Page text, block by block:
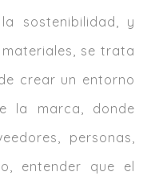
sostenibilidad, y
se trata
crear un entorno
la marca, donde
personas,
entender que el